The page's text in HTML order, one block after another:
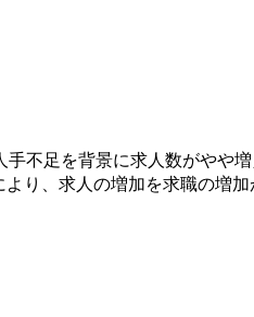
不足を背景に求人数がやや
り、求人の増加を求職の増加